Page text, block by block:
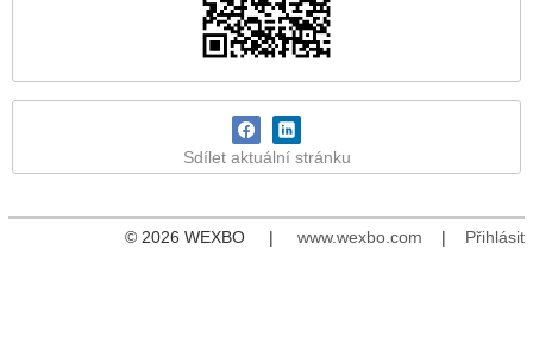
Sdílet aktuální stránku
© 2026 WEXBO | www.wexbo.com | Přihlásit